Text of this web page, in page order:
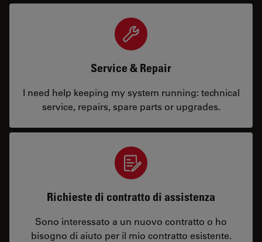
Service & Repair
I need help keeping my system running: technical
service, repairs, spare parts or upgrades.
Richieste di contratto di assistenza
Sono interessato a un nuovo contratto o ho
bisogno di aiuto per il mio contratto esistente.